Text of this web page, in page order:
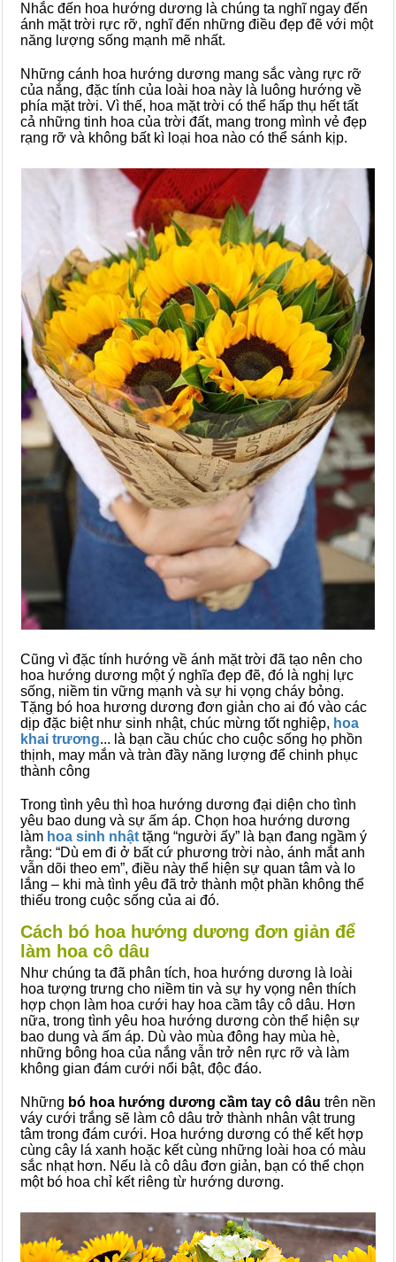
Nhắc đến hoa hướng dương là chúng ta nghĩ ngay đến
ánh mặt trời rực rỡ, nghĩ đến những điều đẹp đẽ với một
năng lượng sống mạnh mẽ nhất.
Những cánh hoa hướng dương mang sắc vàng rực rỡ
của nắng, đặc tính của loài hoa này là luông hướng về
phía mặt trời. Vì thế, hoa mặt trời có thể hấp thụ hết tất
cả những tinh hoa của trời đất, mang trong mình vẻ đẹp
rạng rỡ và không bất kì loại hoa nào có thể sánh kịp.
Cũng vì đặc tính hướng về ánh mặt trời đã tạo nên cho
hoa hướng dương một ý nghĩa đẹp đẽ, đó là nghị lực
sống, niềm tin vững mạnh và sự hi vọng cháy bỏng.
Tặng bó hoa hương dương đơn giản cho ai đó vào các
dịp đặc biệt như sinh nhật, chúc mừng tốt nghiệp, hoa
khai trương... là bạn cầu chúc cho cuộc sống họ phồn
thịnh, may mắn và tràn đầy năng lượng để chinh phục
thành công
Trong tình yêu thì hoa hướng dương đại diện cho tình
yêu bao dung và sự ấm áp. Chọn hoa hướng dương
làm hoa sinh nhật tặng “người ấy” là bạn đang ngầm ý
rằng: “Dù em đi ở bất cứ phương trời nào, ánh mắt anh
vẫn dõi theo em”, điều này thể hiện sự quan tâm và lo
lắng – khi mà tình yêu đã trở thành một phần không thể
thiếu trong cuộc sống của ai đó.
Cách bó hoa hướng dương đơn giản để
làm hoa cô dâu
Như chúng ta đã phân tích, hoa hướng dương là loài
hoa tượng trưng cho niềm tin và sự hy vọng nên thích
hợp chọn làm hoa cưới hay hoa cầm tây cô dâu. Hơn
nữa, trong tình yêu hoa hướng dương còn thể hiện sự
bao dung và ấm áp. Dù vào mùa đông hay mùa hè,
những bông hoa của nắng vẫn trở nên rực rỡ và làm
không gian đám cưới nổi bật, độc đáo.
Những bó hoa hướng dương cầm tay cô dâu trên nền
váy cưới trắng sẽ làm cô dâu trở thành nhân vật trung
tâm trong đám cưới. Hoa hướng dương có thể kết hợp
cùng cây lá xanh hoặc kết cùng những loài hoa có màu
sắc nhạt hơn. Nếu là cô dâu đơn giản, bạn có thể chọn
một bó hoa chỉ kết riêng từ hướng dương.